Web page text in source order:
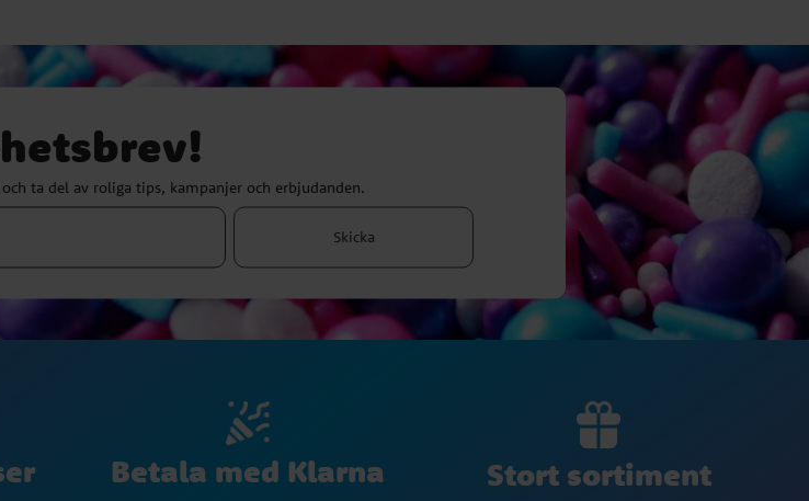
ta del av roliga tips, kampanjer och erbjudanden.
Skicka
Betala med Klarna Stort sortiment